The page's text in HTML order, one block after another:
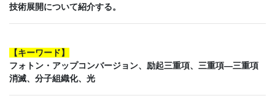
技術展開について紹介する。
【キーワード】
フォトン・アップコンバージョン、励起三重項、三重項―三重項
消滅、分子組織化、光